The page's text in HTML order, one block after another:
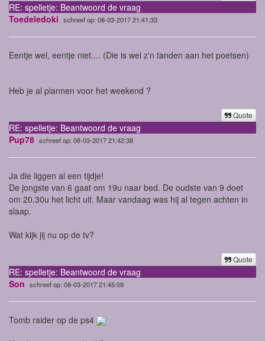
RE: spelletje: Beantwoord de vraag
Toedeledoki schreef op: 08-03-2017 21:41:33
Eentje wel, eentje niet.... (Die is wel z'n tanden aan het poetsen)
Heb je al plannen voor het weekend ?
Quote
RE: spelletje: Beantwoord de vraag
Pup78 schreef op: 08-03-2017 21:42:38
Ja die liggen al een tijdje!
De jongste van 6 gaat om 19u naar bed. De oudste van 9 doet
om 20.30u het licht uit. Maar vandaag was hij al tegen achten in
slaap.
Wat kijk jij nu op de tv?
Quote
RE: spelletje: Beantwoord de vraag
Son schreef op: 08-03-2017 21:45:09
Tomb raider op de ps4